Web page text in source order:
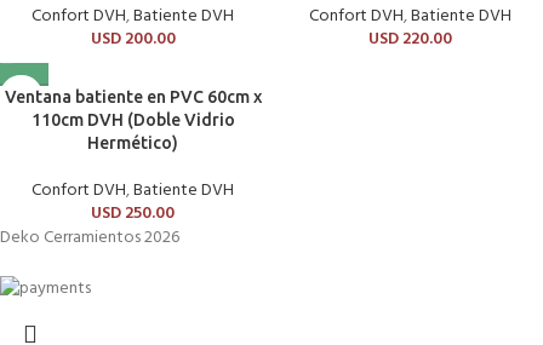
Confort DVH,Batiente DVH
USD200.00
Confort DVH,Batiente DVH
USD220.00
Ventana batiente en PVC 60cm x
110cm DVH (Doble Vidrio
Hermético)
Confort DVH,Batiente DVH
USD250.00
Deko Cerramientos 2026